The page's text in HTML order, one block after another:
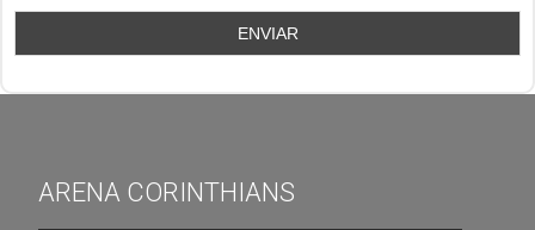
ARENA CORINTHIANS